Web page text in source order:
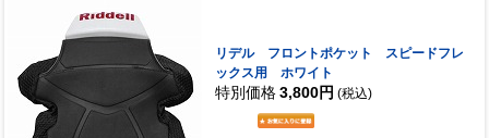
リデル フロントポケット スピードフレ
ックス用 ホワイト
特別価格 3,800円 (税込)